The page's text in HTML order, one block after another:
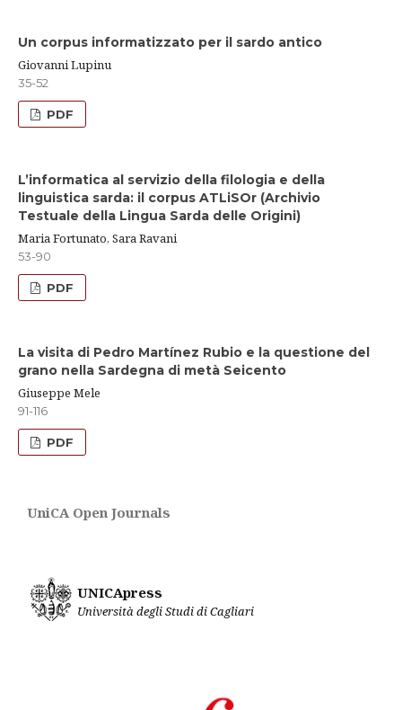
Un corpus informatizzato per il sardo antico
Giovanni Lupinu
35-52
PDF
L’informatica al servizio della filologia e della
linguistica sarda: il corpus ATLiSOr (Archivio
Testuale della Lingua Sarda delle Origini)
Maria Fortunato, Sara Ravani
53-90
PDF
La visita di Pedro Martínez Rubio e la questione del
grano nella Sardegna di metà Seicento
Giuseppe Mele
91-116
PDF
UniCA Open Journals
UNICApress
Università degli Studi di Cagliari